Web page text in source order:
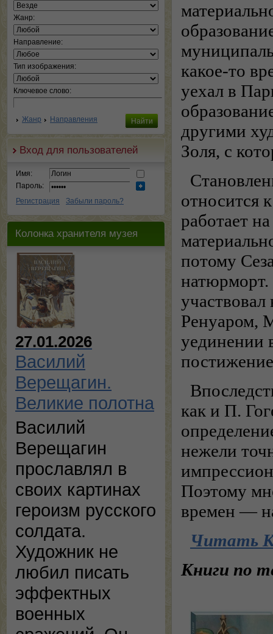
Жанр:
Направление:
Тип изображения:
Ключевое слово:
Жанр Направления
Вход для пользователей
Имя:
Пароль:
Регистрация
Забыли пароль?
Колонка хранителя музея
27.01.2026
Василий
Верещагин.
Великие полотна
Василий
Верещагин
прославлял в
своих картинах
героизм русского
солдата.
Художник не
любил писать
эффектных
военных
какое-то
уехал в
другими
Золя, с
относится
работает
потому
натюрморт.
Ренуаром,
уединении
как и П.
нежели
Поэтому
времен —
Читать
Книги по